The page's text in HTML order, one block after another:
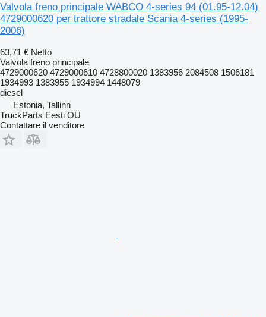
Valvola freno principale WABCO 4-series 94 (01.95-12.04)
4729000620 per trattore stradale Scania 4-series (1995-
2006)
63,71 € Netto
Valvola freno principale
4729000620 4729000610 4728800020 1383956 2084508 1506181
1934993 1383955 1934994 1448079
diesel
Estonia, Tallinn
TruckParts Eesti OÜ
Contattare il venditore